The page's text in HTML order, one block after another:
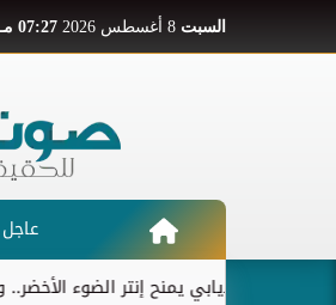
السبت 07:27 مـ
عاجل
ديابي يمنح إنتر الضوء الأخضر.. والقرار